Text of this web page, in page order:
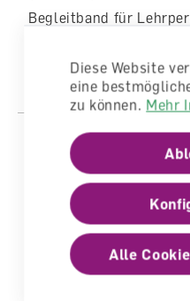
Begleitband für
CHF 49.00Diese Website
eine
zu können. Mehr
Alle